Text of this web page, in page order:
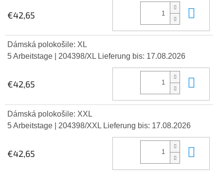
€42,65
Dámská polokošile: XL
5 Arbeitstage
| 204398/XL Lieferung bis: 17.08.2026
€42,65
Dámská polokošile: XXL
5 Arbeitstage
| 204398/XXL Lieferung bis: 17.08.2026
€42,65